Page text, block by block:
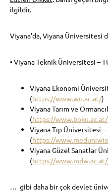
ilgildir.
Viyana’da, Viyana Üniversitesi
• Viyana Teknik Üniversitesi –
Viyana Ekonomi
(https://www.wu.ac.at/)
Viyana Tarım ve
(https://www.boku.ac.at/
Viyana Tıp Üniversitesi –
(https://
Viyana Güzel Sanatlar
(https://www.mdw.ac.at/
… gibi daha bir çok devlet